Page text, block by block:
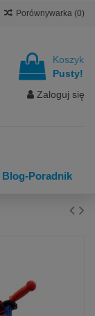
Porównywarka (0)
Koszyk
Pusty!
Zaloguj się
Blog-Poradnik